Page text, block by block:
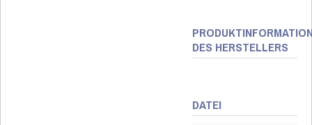
DES HERSTELLERS
DATEI